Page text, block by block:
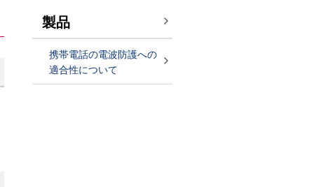
製品
携帯電話の電波防護への
適合性について